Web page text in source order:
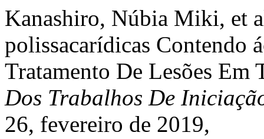
Kanashiro, Núbia Miki, et
polissacarídicas Contendo
Tratamento De Lesões
Dos Trabalhos De
26, fevereiro de 2019,